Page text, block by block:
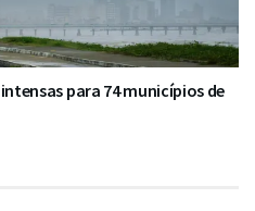
para 74 municípios de